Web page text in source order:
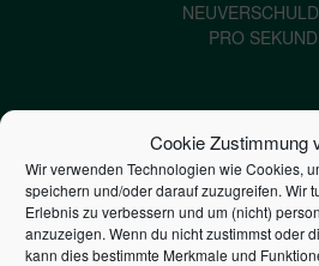
Cookie Zustimmung
Wir verwenden Technologien wie Cookies,
speichern und/oder darauf zuzugreifen. Wir
Erlebnis zu verbessern und um (nicht)
anzuzeigen. Wenn du nicht zustimmst oder
kann dies bestimmte Merkmale und
PRO
1,601
ZINSEN
PRO